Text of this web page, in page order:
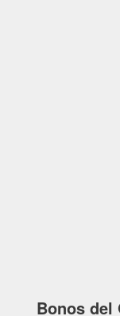
Bonos del